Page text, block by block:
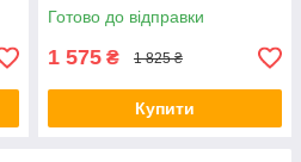
Готово до відправки
1 575 ₴ 1 825 ₴
Купити